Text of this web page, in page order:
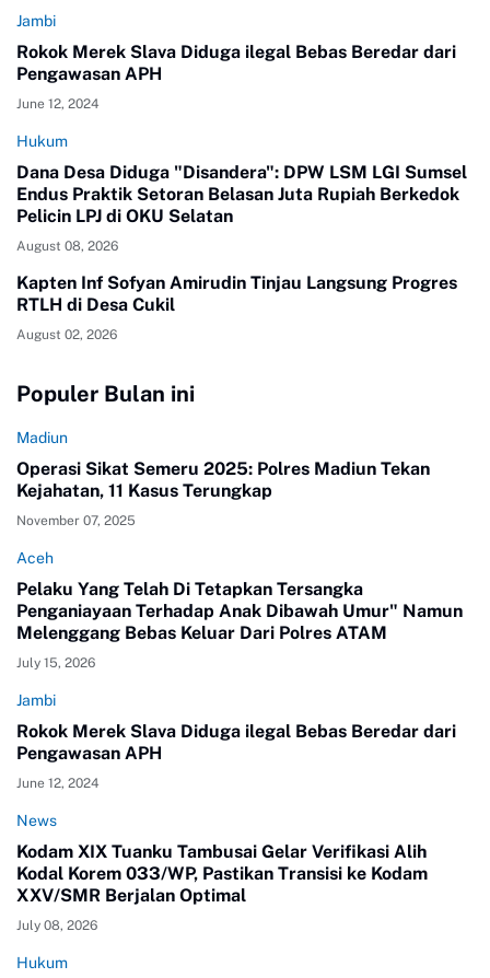
Jambi
Rokok Merek Slava Diduga ilegal Bebas Beredar dari
Pengawasan APH
June 12, 2024
Hukum
Dana Desa Diduga "Disandera": DPW LSM LGI Sumsel
Endus Praktik Setoran Belasan Juta Rupiah Berkedok
Pelicin LPJ di OKU Selatan
August 08, 2026
Kapten Inf Sofyan Amirudin Tinjau Langsung Progres
RTLH di Desa Cukil
August 02, 2026
Populer Bulan ini
Madiun
Operasi Sikat Semeru 2025: Polres Madiun Tekan
Kejahatan, 11 Kasus Terungkap
November 07, 2025
Aceh
Pelaku Yang Telah Di Tetapkan Tersangka
Penganiayaan Terhadap Anak Dibawah Umur" Namun
Melenggang Bebas Keluar Dari Polres ATAM
July 15, 2026
Jambi
Rokok Merek Slava Diduga ilegal Bebas Beredar dari
Pengawasan APH
June 12, 2024
News
Kodam XIX Tuanku Tambusai Gelar Verifikasi Alih
Kodal Korem 033/WP, Pastikan Transisi ke Kodam
XXV/SMR Berjalan Optimal
July 08, 2026
Hukum